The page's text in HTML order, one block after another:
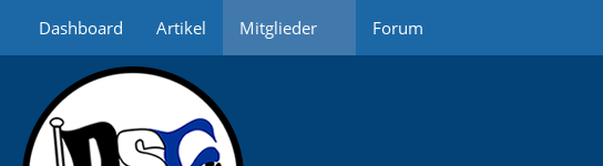
Dashboard Artikel Mitglieder Forum